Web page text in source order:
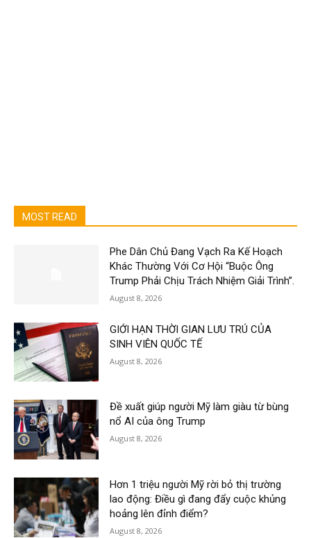
MOST READ
Phe Dân Chủ Đang Vạch Ra Kế Hoạch
Khác Thường Với Cơ Hội “Buộc Ông
Trump Phải Chịu Trách Nhiệm Giải Trình”.
August 8, 2026
GIỚI HẠN THỜI GIAN LƯU TRÚ CỦA
SINH VIÊN QUỐC TẾ
August 8, 2026
Đề xuất giúp người Mỹ làm giàu từ bùng
nổ AI của ông Trump
August 8, 2026
Hơn 1 triệu người Mỹ rời bỏ thị trường
lao động: Điều gì đang đẩy cuộc khủng
hoảng lên đỉnh điểm?
August 8, 2026